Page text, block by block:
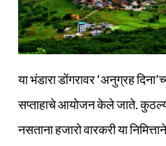
या भंडारा डोंगरावर ‘अनुग्रह
सप्ताहाचे आयोजन केले जाते.
नसताना हजारो वारकरी या